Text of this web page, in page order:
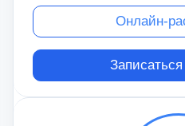
Онлайн-